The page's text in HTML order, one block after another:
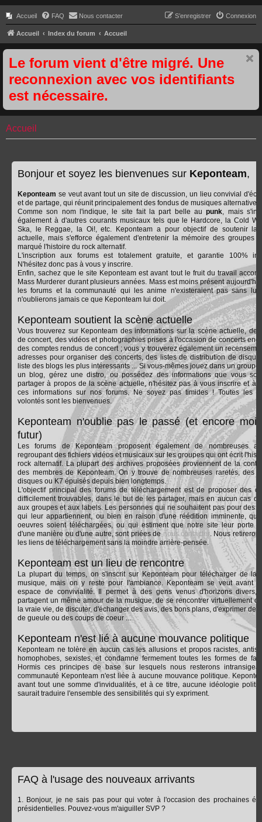
Accueil FAQ Nous contacter Connexion
S’enregistrer
Accueil Index du forum Accueil
Le forum vient d'être migré. Une
reconnexion avec vos identifiants
est nécessaire.
Accueil
Bonjour et soyez les bienvenues sur Keponteam,
Keponteam se veut avant tout un site de discussion, un lieu convivial
et de partage, qui réunit principalement des fondus de musiques alternatives.
Comme son nom l'indique, le site fait la part belle aupunk, mais
également à d'autres courants musicaux tels que le Hardcore, la Cold
Ska, le Reggae, la Oi!, etc. Keponteam a pour objectif de soutenir la
actuelle, mais s'efforce également d'entretenir la mémoire des groupes
marqué l'histoire du rock alternatif.
L'inscription aux forums est totalement gratuite, et garantie 100%
N'hésitez donc pas à vous y inscrire.
Enfin, sachez que le site Keponteam est avant tout le fruit du travail
Mass Murderer durant plusieurs années. Mass est moins présent
les forums et la communauté qui les anime n'existeraient pas sans lui.
n'oublierons jamais ce que Keponteam lui doit.
Keponteam soutient la scène actuelle
Vous trouverez sur Keponteam des informations sur la scène actuelle,
de concert, des vidéos et photographies prises à l'occasion de concerts
des comptes rendus de concert ; vous y trouverez également un
adresses pour organiser des concerts, des listes de distribution de
liste des blogs les plus intéressants ... Si vous-mêmes jouez dans un
un blog, gérez une distro, ou possédez des informations que vous
partager à propos de la scène actuelle, n'hésitez pas à vous inscrire et à
ces informations sur nos forums. Ne soyez pas timides ! Toutes les
volontés sont les bienvenues.
Keponteam n'oublie pas le passé (et encore
futur)
Les forums de Keponteam proposent également de nombreuses
regroupant des fichiers vidéos et musicaux sur les groupes qui ont écrit
rock alternatif. La plupart des archives proposées proviennent de la
des membres de Keponteam. On y trouve de nombreuses raretés, des
disques ou K7 épuisés depuis bien longtemps.
L'objectif principal des forums de téléchargement est de proposer des
difficilement trouvables, dans le but de les partager, mais en aucun cas
aux groupes et aux labels. Les personnes qui ne souhaitent pas pour des
qui leur appartiennent, ou bien en raison d'une réédition imminente,
oeuvres soient téléchargées, ou qui estiment que notre site leur porte
d'une manière ou d'une autre, sont priées denous contacter. Nous
les liens de téléchargement sans la moindre arrière-pensée.
Keponteam est un lieu de rencontre
La plupart du temps, on s'inscrit sur Keponteam pour télécharger de la
musique, mais on y reste pour l'ambiance. Keponteam se veut avant
espace de convivialité. Il permet à des gens venus d'horizons divers,
partagent un même amour de la musique, de se rencontrer virtuellement
la vraie vie, de discuter, d'échanger des avis, des bons plans, d'exprimer des
de gueule ou des coups de coeur ...
Keponteam n'est lié à aucune mouvance politique
Keponteam ne tolère en aucun cas les allusions et propos racistes,
homophobes, sexistes, et condamne fermement toutes les formes de
Hormis ces principes de base sur lesquels nous resterons
communauté Keponteam n'est liée à aucune mouvance politique.
avant tout une somme d'invidualités, et à ce titre, aucune idéologie
saurait traduire l'ensemble des sensibilités qui s'y expriment.
FAQ à l'usage des nouveaux arrivants
1. Bonjour, je ne sais pas pour qui voter à l'occasion des prochaines
présidentielles. Pouvez-vous m'aiguiller SVP ?